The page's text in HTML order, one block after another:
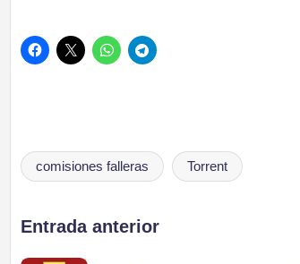
Etiquetas:
comisiones falleras Torrent
Navegación
Entrada anterior